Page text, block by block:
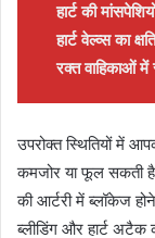
हार्ट की
हार्ट वेल्व्स का
रक्त वाहिकाओं
उपरोक्त स्थितियों में
कमजोर या फूल सकती
की आर्टरी में ब्लॉकेज
ब्लीडिंग और हार्ट अटैक